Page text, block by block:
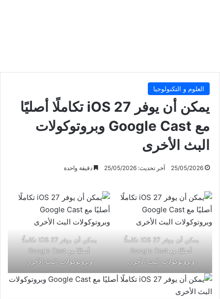
العلوم و التكنولوجيا
يمكن أن يوفر iOS 27 تكاملًا أصليًا
مع Google Cast وبروتوكولات
البث الأخرى
25/05/2026 آخر تحديث: 25/05/2026 دقيقة واحدة
يمكن أن يوفر iOS 27 تكاملًا
أصليًا مع Google Cast
وبروتوكولات البث الأخرى
يمكن أن يوفر iOS 27 تكاملًا
أصليًا مع Google Cast
وبروتوكولات البث الأخرى